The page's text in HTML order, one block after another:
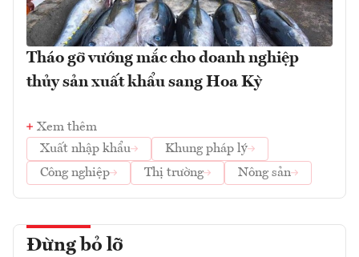
Tháo gỡ vướng mắc cho doanh nghiệp
thủy sản xuất khẩu sang Hoa Kỳ
Xem thêm
Xuất nhập khẩu
Khung pháp lý
Công nghiệp
Thị trường Nông sản
Đừng bỏ lỡ